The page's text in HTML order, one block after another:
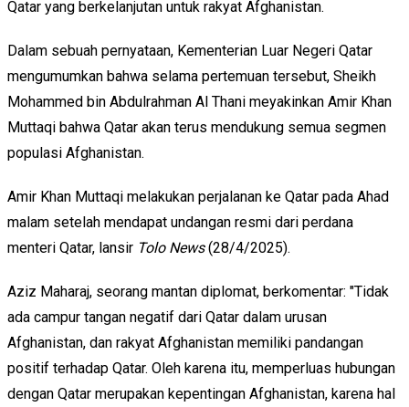
Qatar yang berkelanjutan untuk rakyat Afghanistan.
Dalam sebuah pernyataan, Kementerian Luar Negeri Qatar
mengumumkan bahwa selama pertemuan tersebut, Sheikh
Mohammed bin Abdulrahman Al Thani meyakinkan Amir Khan
Muttaqi bahwa Qatar akan terus mendukung semua segmen
populasi Afghanistan.
Amir Khan Muttaqi melakukan perjalanan ke Qatar pada Ahad
malam setelah mendapat undangan resmi dari perdana
menteri Qatar, lansir Tolo News(28/4/2025).
Aziz Maharaj, seorang mantan diplomat, berkomentar: "Tidak
ada campur tangan negatif dari Qatar dalam urusan
Afghanistan, dan rakyat Afghanistan memiliki pandangan
positif terhadap Qatar. Oleh karena itu, memperluas hubungan
dengan Qatar merupakan kepentingan Afghanistan, karena hal